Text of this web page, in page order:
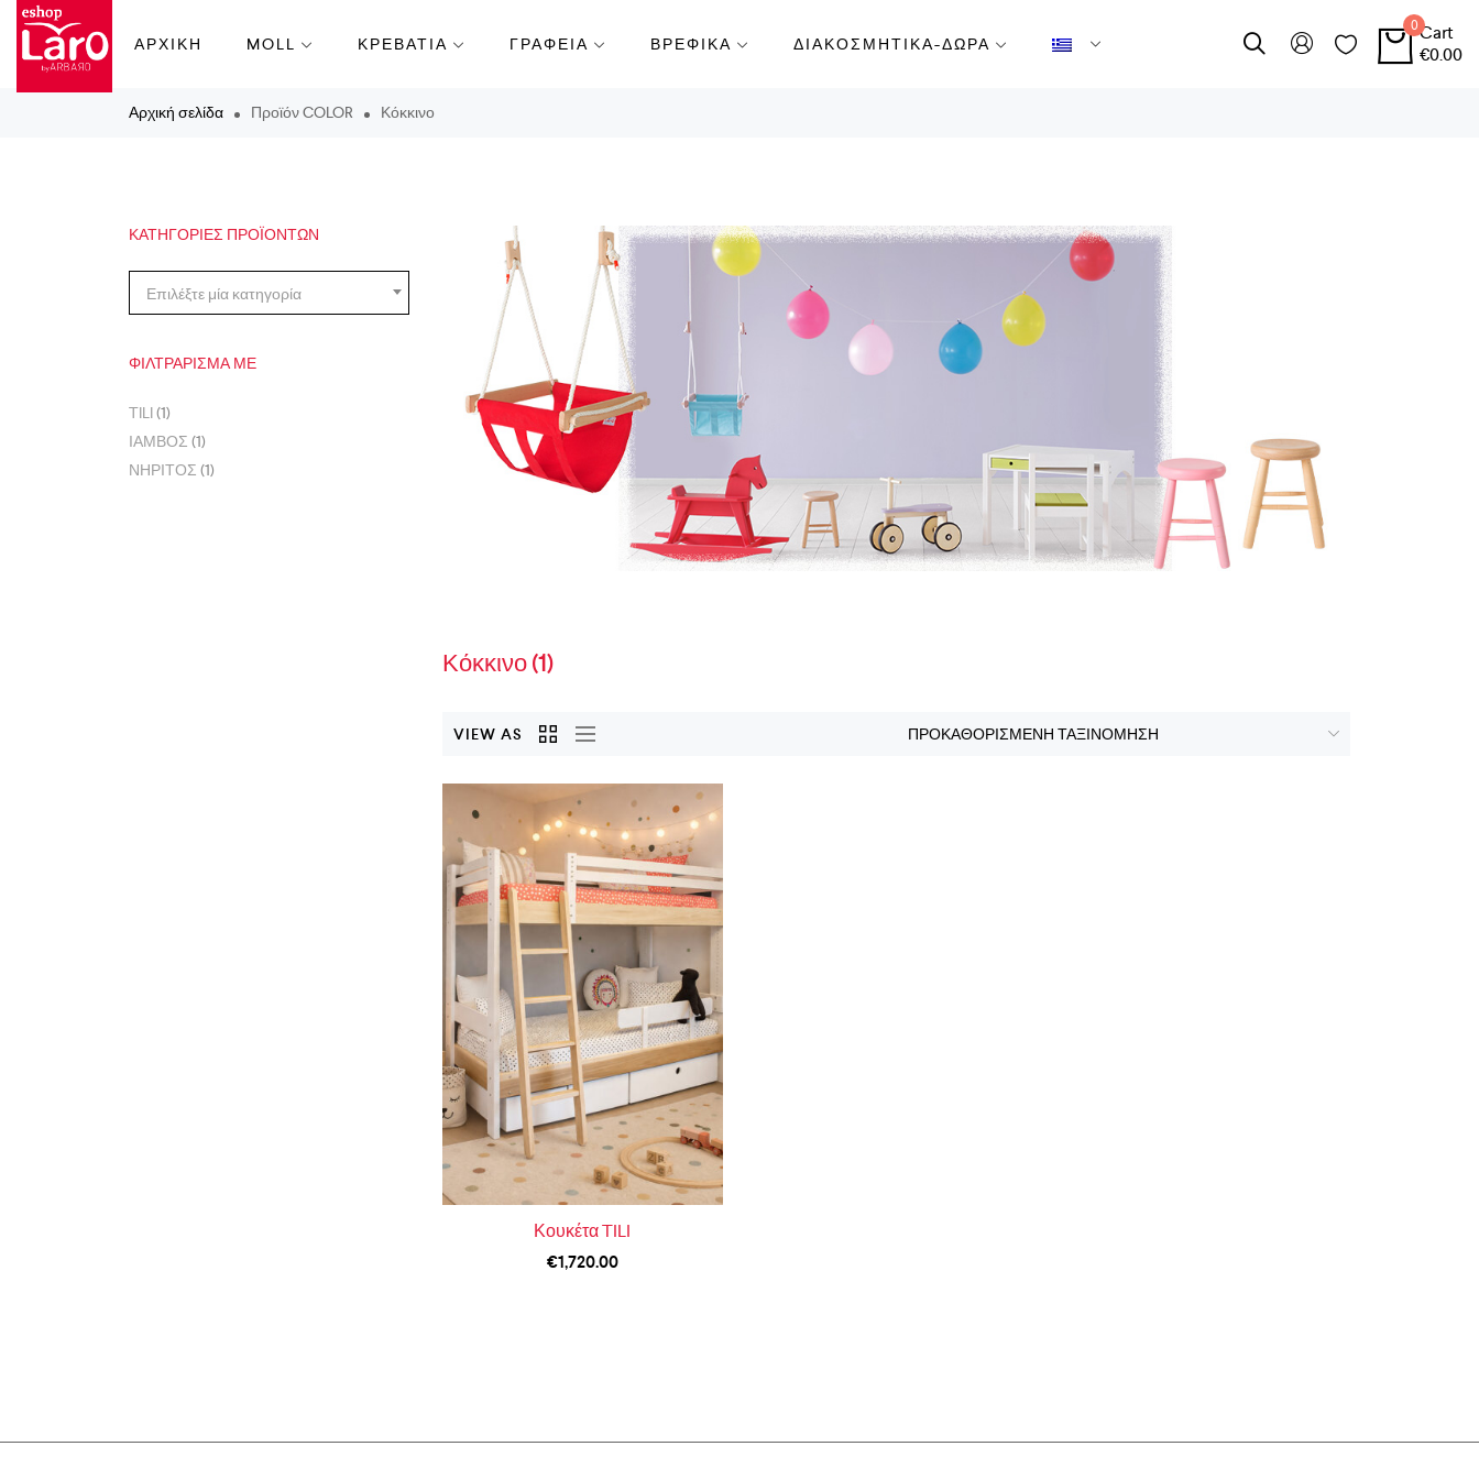
ΑΡΧΙΚΗ MOLL ΚΡΕΒΑΤΙΑ ΓΡΑΦΕΙΑ ΒΡΕΦΙΚΑ ΔΙΑΚΟΣΜΗΤΙΚΑ-ΔΩΡΑ
0Cart
€0.00
Αρχική σελίδα Προϊόν COLOR Κόκκινο
ΚΑΤΗΓΟΡΊΕΣ ΠΡΟΪΌΝΤΩΝ
Επιλέξτε μία κατηγορία
ΦΙΛΤΡΆΡΙΣΜΑ ΜΕ
TILI(1)
ΙΑΜΒΟΣ (1)
ΝΗΡΙΤΟΣ (1)
Κόκκινο(1)
VIEW AS
Κουκέτα TILI
€1,720.00